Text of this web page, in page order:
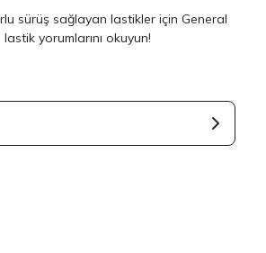
sürüş sağlayan lastikler için General
lastik yorumlarını okuyun!